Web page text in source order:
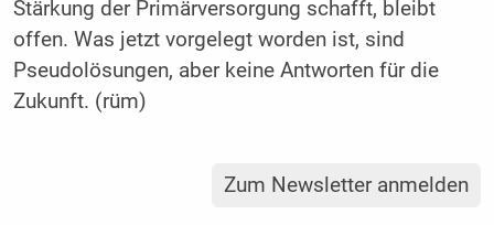
Stärkung der Primärversorgung schafft, bleibt
offen. Was jetzt vorgelegt worden ist, sind
Pseudolösungen, aber keine Antworten für die
Zukunft. (rüm)
Zum Newsletter anmelden